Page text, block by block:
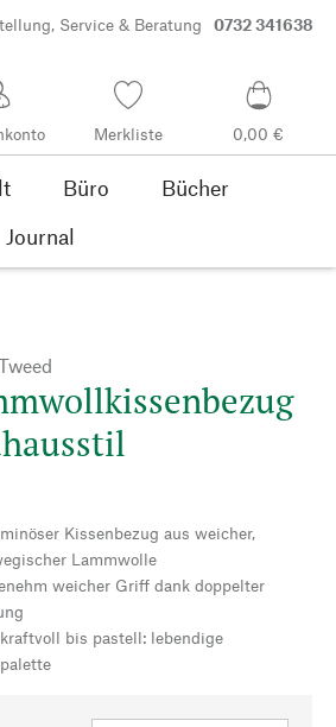
Service & Beratung 0732 341638
Merkliste 0,00 €
Büro
Bücher
Journal
Kissenbezug aus weicher,
Lammwolle
weicher Griff dank doppelter
bis pastell: lebendige